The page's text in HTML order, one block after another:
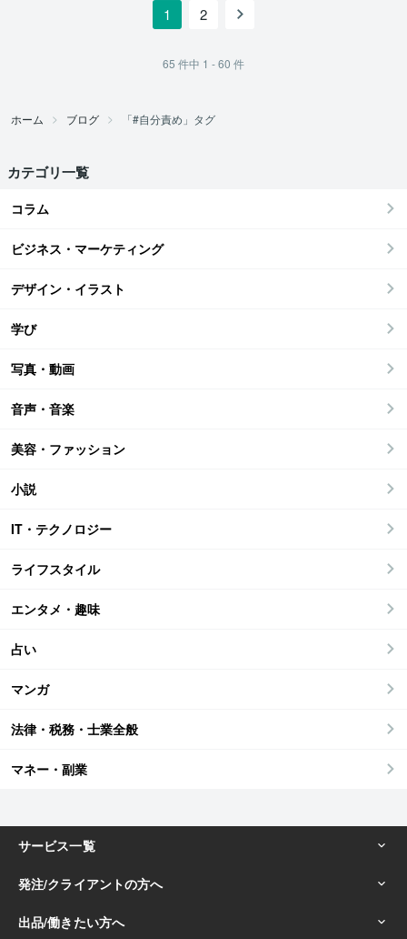
1 2
65 件中 1 - 60 件
ホーム ブログ 「#自分責め」タグ
カテゴリ一覧
コラム
ビジネス・マーケティング
デザイン・イラスト
学び
写真・動画
音声・音楽
美容・ファッション
小説
IT・テクノロジー
ライフスタイル
エンタメ・趣味
占い
マンガ
法律・税務・士業全般
マネー・副業